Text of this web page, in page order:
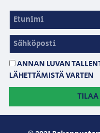
ANNAN LUVAN
LÄHETTÄMISTÄ VARTEN
TILAA